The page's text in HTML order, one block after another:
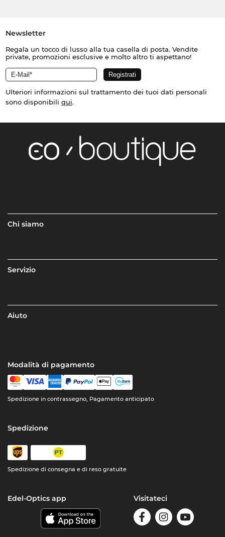
Newsletter
Regala un tocco di lusso alla tua casella di posta. Vendite
private, promozioni esclusive e molto altro ti aspettano!
Ulteriori informazioni sul trattamento dei tuoi dati personali
sono disponibili qui.
Chi siamo
Servizio
Aiuto
Modalità di pagamento
Spedizione in contrassegno, Pagamento anticipato
Spedizione
Spedizione di consegna e di reso gratuite
Edel-Optics app Visitateci